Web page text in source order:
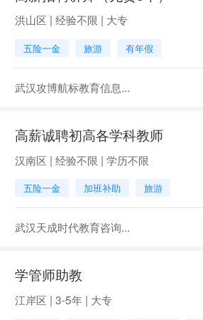
洪山区 | 经验不限 | 大专
五险一金 旅游 有年假
武汉攻博航标教育信息...
高薪诚聘初高各学科教师
汉南区 | 经验不限 | 学历不限
五险一金 加班补助 旅游
武汉天成时代教育咨询...
学管师助教
江岸区 | 3-5年 | 大专